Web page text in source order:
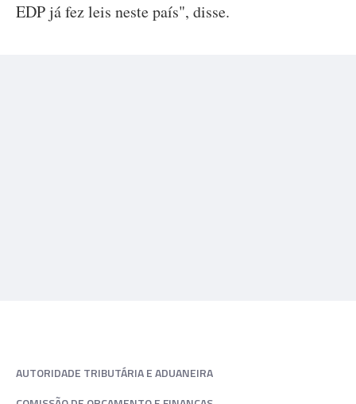
EDP já fez leis neste país", disse.
AUTORIDADE TRIBUTÁRIA E ADUANEIRA